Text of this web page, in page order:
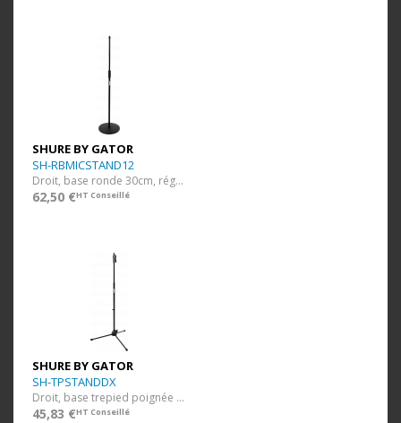
SHURE BY GATOR
SH-RBMICSTAND12
Droit, base ronde 30cm, réglable en hauteur 89-162cm
62,50 €HT Conseillé
SHURE BY GATOR
SH-TPSTANDDX
Droit, base trepied poignée ergonomique, H 107-168cm
45,83 €HT Conseillé